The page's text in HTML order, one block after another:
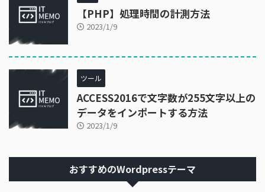
【PHP】処理時間の計測方法
2023/1/9
ツール
ACCESS2016で文字数が255文字以上の
データをインポートする方法
2023/1/9
おすすめのWordpressテーマ